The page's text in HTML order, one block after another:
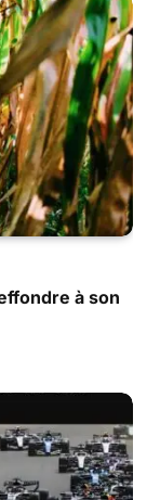
à son